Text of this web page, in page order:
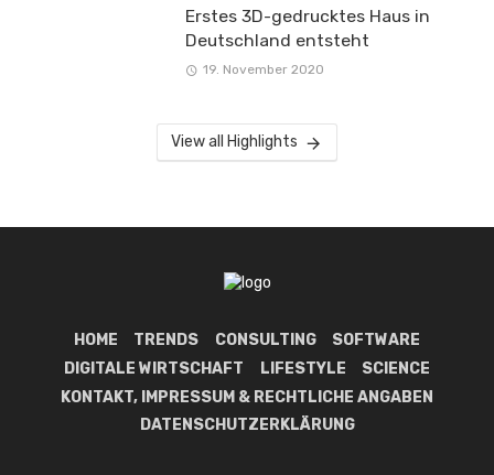
Erstes 3D-gedrucktes Haus in
Deutschland entsteht
19. November 2020
View all Highlights
HOME TRENDS CONSULTING
SOFTWARE
DIGITALE WIRTSCHAFT
LIFESTYLE
SCIENCE
KONTAKT, IMPRESSUM & RECHTLICHE ANGABEN
DATENSCHUTZERKLÄRUNG